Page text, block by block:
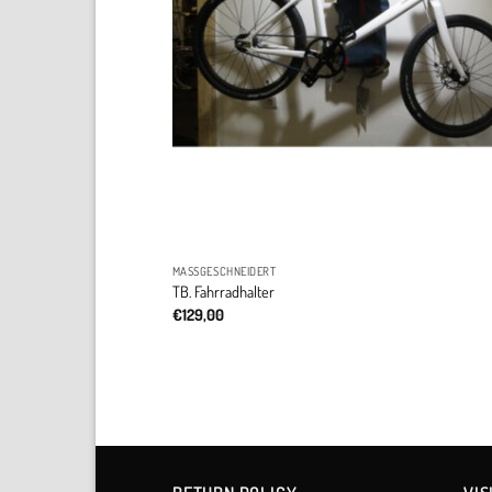
MASSGESCHNEIDERT
TB. Fahrradhalter
€129,00